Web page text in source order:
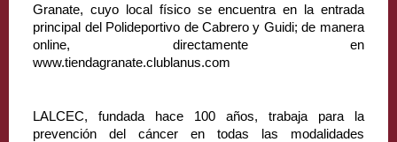
Granate, cuyo local físico se encuentra en la entrada
principal del Polideportivo de Cabrero y Guidi; de manera
online, directamente en
www.tiendagranate.clublanus.com
LALCEC, fundada hace 100 años, trabaja para la
prevención del cáncer en todas las modalidades